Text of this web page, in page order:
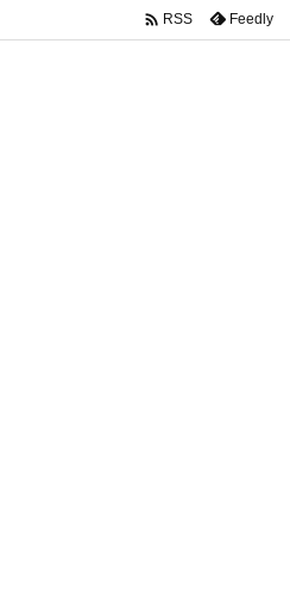
 RSS Feedly